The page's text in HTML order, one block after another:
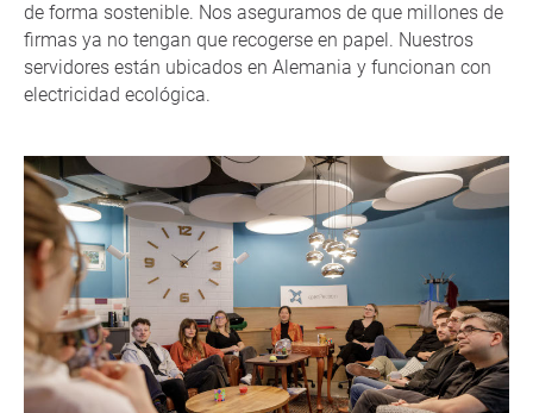
de forma sostenible. Nos aseguramos de que millones de
firmas ya no tengan que recogerse en papel. Nuestros
servidores están ubicados en Alemania y funcionan con
electricidad ecológica.